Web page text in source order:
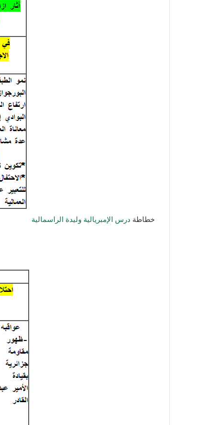
خطاطة درس الإمبريالية وليدة الراسمالية